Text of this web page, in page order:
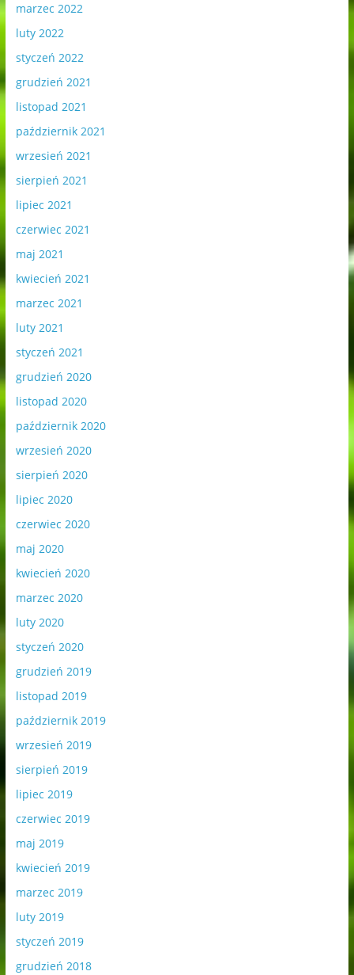
marzec 2022
luty 2022
styczeń 2022
grudzień 2021
listopad 2021
październik 2021
wrzesień 2021
sierpień 2021
lipiec 2021
czerwiec 2021
maj 2021
kwiecień 2021
marzec 2021
luty 2021
styczeń 2021
grudzień 2020
listopad 2020
październik 2020
wrzesień 2020
sierpień 2020
lipiec 2020
czerwiec 2020
maj 2020
kwiecień 2020
marzec 2020
luty 2020
styczeń 2020
grudzień 2019
listopad 2019
październik 2019
wrzesień 2019
sierpień 2019
lipiec 2019
czerwiec 2019
maj 2019
kwiecień 2019
marzec 2019
luty 2019
styczeń 2019
grudzień 2018